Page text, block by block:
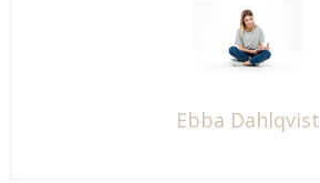
Ebba Dahlqvist